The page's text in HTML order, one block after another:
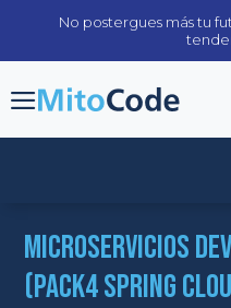
No postergues más tu
Microservicios
(Pack4 Spring